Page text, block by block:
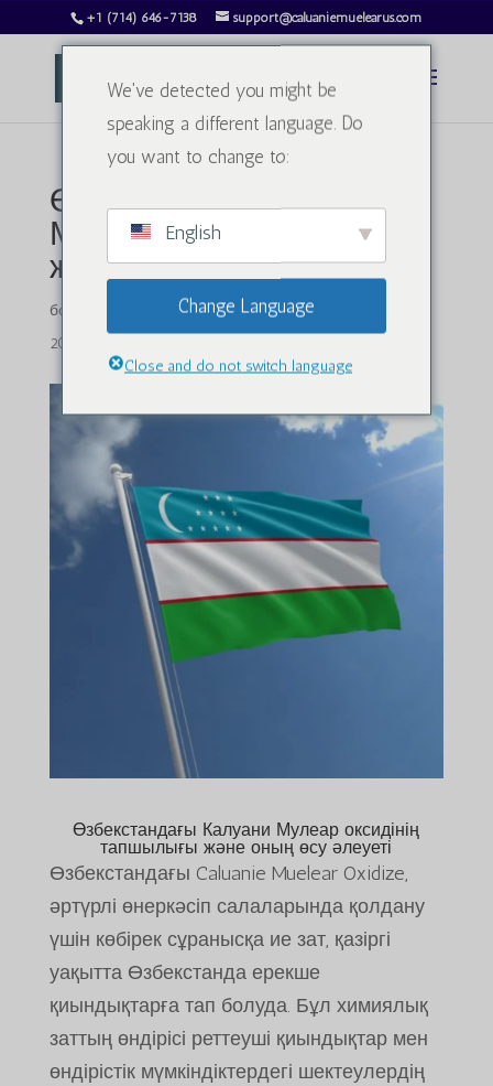
+1 (714) 646-7138 support@caluaniemuelearus.com
Өзбекстандағы Калуани
Мулеар оксидінің қазіргі
жағдайы
бойынша charlesphillips3813@gmail.com
2025 жыл
Өзбекстандағы Калуани Мулеар оксидінің
тапшылығы және оның өсу әлеуеті
Өзбекстандағы Caluanie Muelear Oxidize,
әртүрлі өнеркәсіп салаларында қолдану
үшін көбірек сұранысқа ие зат, қазіргі
уақытта Өзбекстанда ерекше
қиындықтарға тап болуда. Бұл химиялық
заттың өндірісі реттеуші қиындықтар мен
өндірістік мүмкіндіктердегі шектеулердің
We've detected you might be
speaking a different language. Do
you want to change to:
English
Change Language
Close and do not switch language